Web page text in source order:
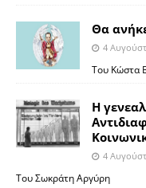
Θα
4
Του Κώστα
Η
4
Του Σωκράτη Αργύρη